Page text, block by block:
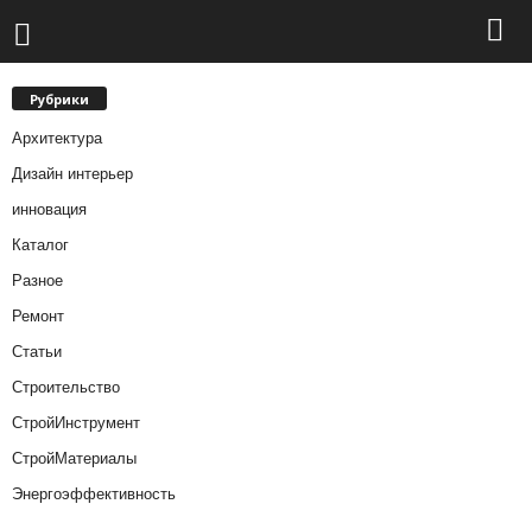
Рубрики
Архитектура
Дизайн интерьер
инновация
Каталог
Разное
Ремонт
Статьи
Строительство
СтройИнструмент
СтройМатериалы
Энергоэффективность